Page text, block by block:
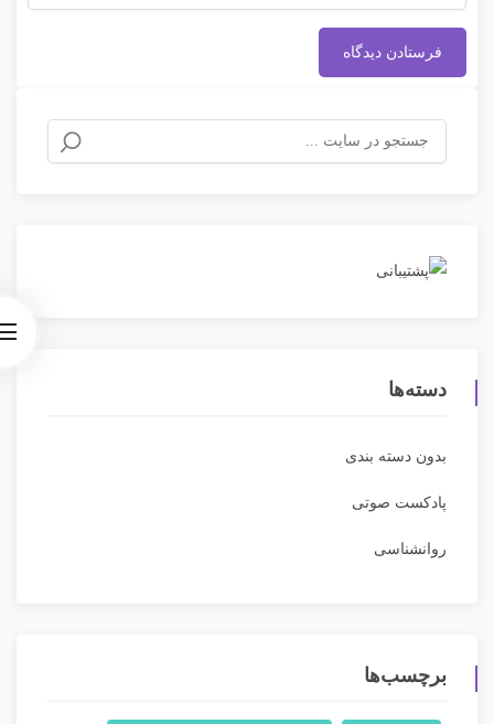
دسته‌ها
بدون دسته بندی
پادکست صوتی
روانشناسی
برچسب‌ها